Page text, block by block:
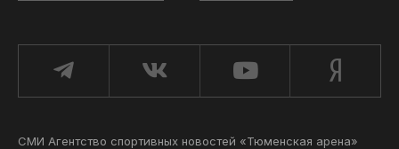
СМИ Агентство спортивных новостей «Тюменская арена»